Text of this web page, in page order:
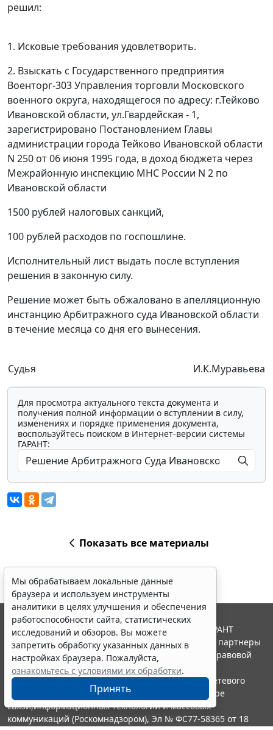
решил:
1. Исковые требования удовлетворить.
2. Взыскать с Государственного предприятия
Военторг-303 Управления торговли Московского
военного округа, находящегося по адресу: г.Тейково
Ивановской области, ул.Гвардейская - 1,
зарегистрировано Постановлением Главы
администрации города Тейково Ивановской области
N 250 от 06 июня 1995 года, в доход бюджета через
Межрайонную инспекцию МНС России N 2 по
Ивановской области
1500 рублей налоговых санкций,
100 рублей расходов по госпошлине.
Исполнительный лист выдать после вступления
решения в законную силу.
Решение может быть обжаловано в апелляционную
инстанцию Арбитражного суда Ивановской области
в течение месяца со дня его вынесения.
Судья И.К.Муравьева
Для просмотра актуального текста документа и
получения полной информации о вступлении в силу,
изменениях и порядке применения документа,
воспользуйтесь поиском в Интернет-версии системы
ГАРАНТ:
Показать все материалы
Мы обрабатываем локальные данные
браузера и используем инструменты
аналитики в целях улучшения и обеспечения
работоспособности сайта, статистических
исследований и обзоров. Вы можете
запретить обработку указанных данных в
настройках браузера. Пожалуйста,
ознакомьтесь с условиями их обработки.
Принять
© ООО "НПП "ГАРАНТ-СЕРВИС", 2026. Система ГАРАНТ
выпускается с 1990 года. Компания "Гарант" и ее партнеры
являются участниками Российской ассоциации правовой
информации ГАРАНТ.
Портал ГАРАНТ.РУ зарегистрирован в качестве сетевого
издания Федеральной службой по надзору в сфере
связи,информационных технологий и массовых
коммуникаций (Роскомнадзором), Эл № ФС77-58365 от 18